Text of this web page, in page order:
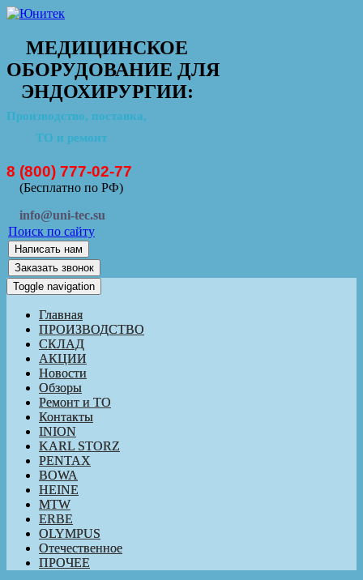
МЕДИЦИНСКОЕ
ОБОРУДОВАНИЕ ДЛЯ
ЭНДОХИРУРГИИ:
Производство, поставка,
ТО и ремонт
8 (800) 777-02-77
(Бесплатно по РФ)
info@uni-tec.su
Поиск по сайту
Написать нам
Заказать звонок
Toggle navigation
Главная
ПРОИЗВОДСТВО
СКЛАД
АКЦИИ
Новости
Обзоры
Ремонт и ТО
Контакты
INION
KARL STORZ
PENTAX
BOWA
HEINE
MTW
ERBE
OLYMPUS
Отечественное
ПРОЧЕЕ